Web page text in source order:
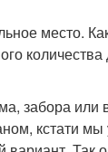
место.
забора
кстати